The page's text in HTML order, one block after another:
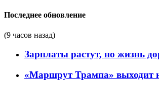
Последнее обновление
(9 часов назад)
Зарплаты растут, но жизнь
«Маршрут Трампа» выходит